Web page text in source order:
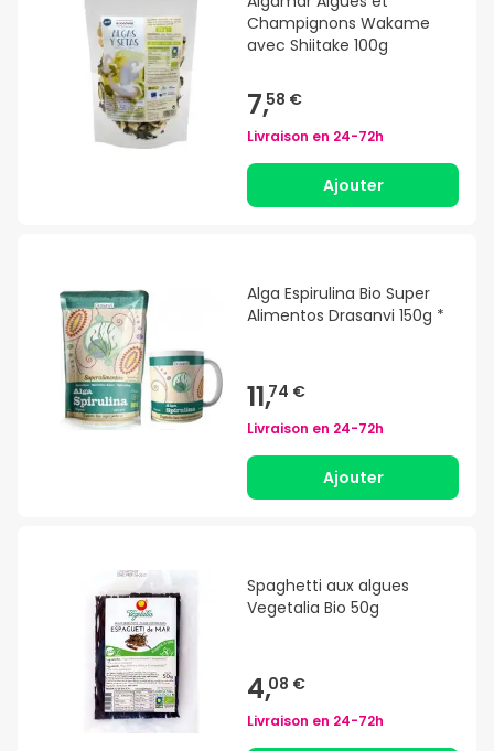
Champignons Wakame
avec Shiitake 100g
7,58 €
Livraison en 24-72h
Ajouter
Alga Espirulina Bio Super
Alimentos Drasanvi 150g *
11,74 €
Livraison en 24-72h
Ajouter
Spaghetti aux algues
Vegetalia Bio 50g
4,08 €
Livraison en 24-72h